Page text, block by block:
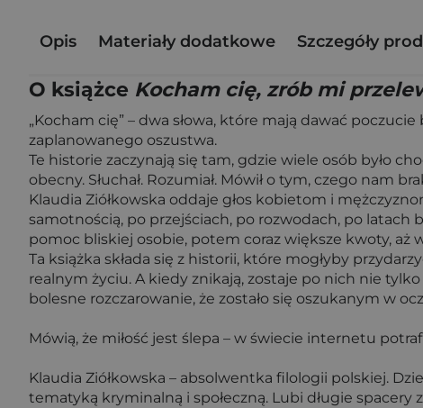
Opis Materiały dodatkowe Szczegóły
O książce Kocham cię, zrób mi
„Kocham cię” – dwa słowa, które mają dawać
zaplanowanego oszustwa.
Te historie zaczynają się tam, gdzie wiele osób było
obecny. Słuchał. Rozumiał. Mówił o tym, czego nam
Klaudia Ziółkowska oddaje głos kobietom i
samotnością, po przejściach, po rozwodach, po latach
pomoc bliskiej osobie, potem coraz większe kwoty, aż
Ta książka składa się z historii, które mogłyby
realnym życiu. A kiedy znikają, zostaje po nich nie
bolesne rozczarowanie, że zostało się oszukanym w
Mówią, że miłość jest ślepa – w świecie internetu
Klaudia Ziółkowska – absolwentka filologii polskiej.
tematyką kryminalną i społeczną. Lubi długie spacery